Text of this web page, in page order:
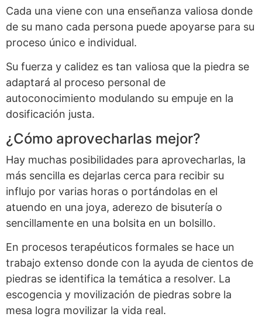
Cada una viene con una enseñanza valiosa donde
de su mano cada persona puede apoyarse para su
proceso único e individual.
Su fuerza y calidez es tan valiosa que la piedra se
adaptará al proceso personal de
autoconocimiento modulando su empuje en la
dosificación justa.
¿Cómo aprovecharlas mejor?
Hay muchas posibilidades para aprovecharlas, la
más sencilla es dejarlas cerca para recibir su
influjo por varias horas o portándolas en el
atuendo en una joya, aderezo de bisutería o
sencillamente en una bolsita en un bolsillo.
En procesos terapéuticos formales se hace un
trabajo extenso donde con la ayuda de cientos de
piedras se identifica la temática a resolver. La
escogencia y movilización de piedras sobre la
mesa logra movilizar la vida real.